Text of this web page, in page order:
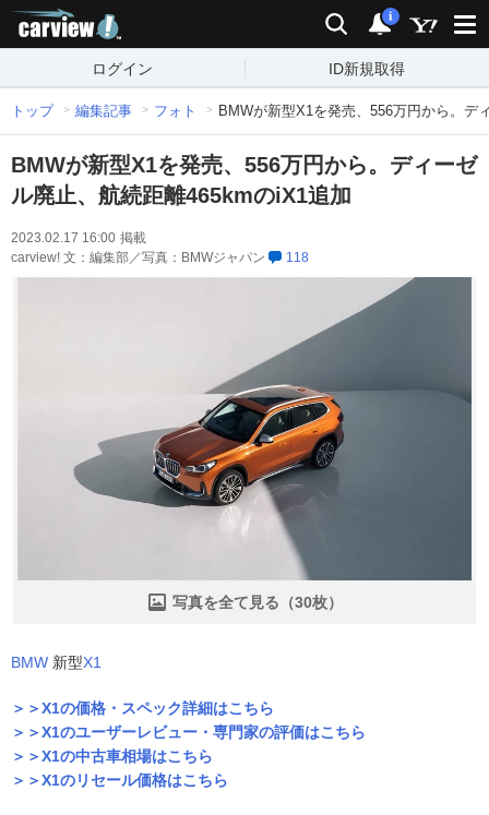
検索 通知
i
ログイン ID新規取得
トップ 編集記事 フォト BMWが新型X1を発売、556万円から。デ
BMWが新型X1を発売、556万円から。ディーゼ
ル廃止、航続距離465kmのiX1追加
2023.02.17 16:00 掲載
carview! 文：編集部／写真：BMWジャパン
118
写真を全て見る（30枚）
BMW 新型X1
＞＞X1の価格・スペック詳細はこちら
＞＞X1のユーザーレビュー・専門家の評価はこちら
＞＞X1の中古車相場はこちら
＞＞X1のリセール価格はこちら